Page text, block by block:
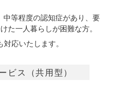
等程度の認知症があり、要
た一人暮らしが困難な方。
応いたします。
ビス（共用型）